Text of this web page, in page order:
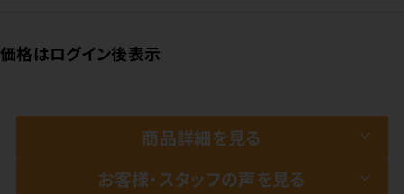
価格はログイン後表示
商品詳細を見る
お客様・スタッフの声を見る